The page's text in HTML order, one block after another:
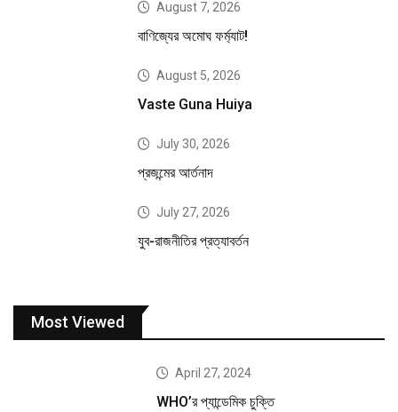
August 7, 2026
বাণিজ্যের অমোঘ ফর্ম্যাট!
August 5, 2026
Vaste Guna Huiya
July 30, 2026
প্রজন্মের আর্তনাদ
July 27, 2026
যুব-রাজনীতির প্রত্যাবর্তন
Most Viewed
April 27, 2024
WHO’র প্যান্ডেমিক চুক্তি